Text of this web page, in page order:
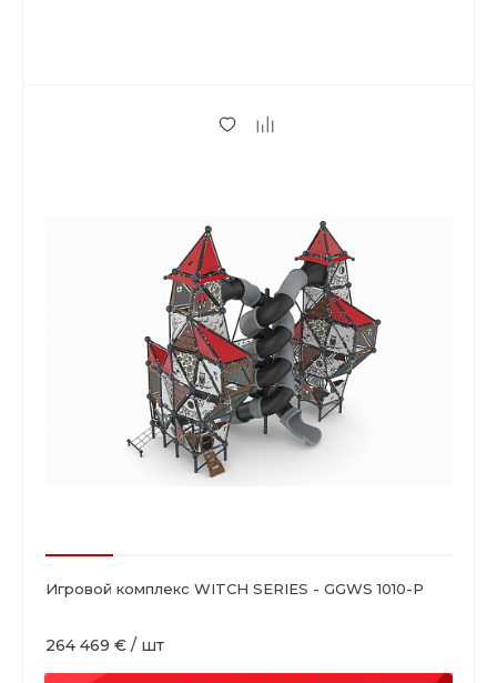
Игровой комплекс WITCH SERIES - GGWS 1010-P
264 469 € / шт